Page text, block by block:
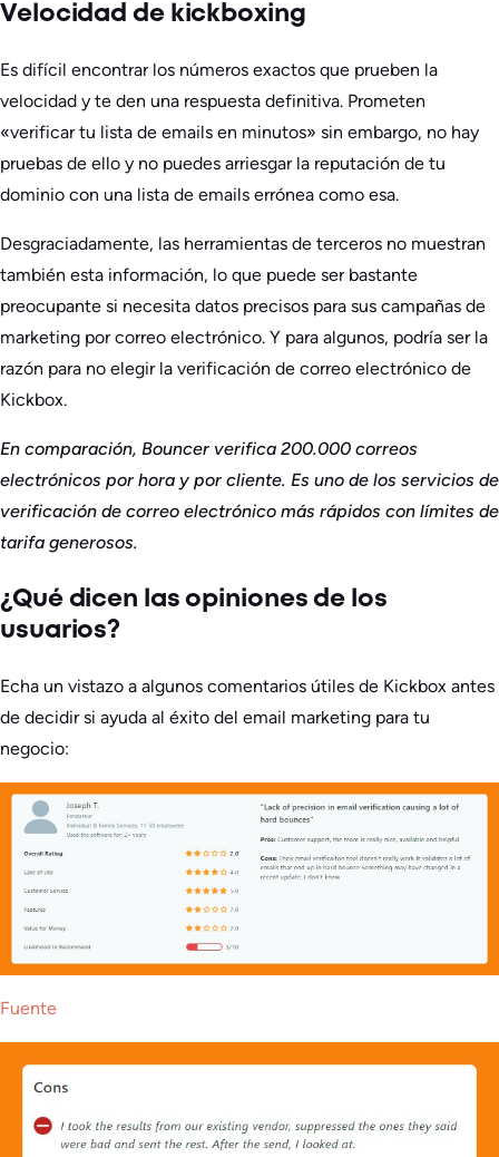
Velocidad de kickboxing
Es difícil encontrar los números exactos que prueben la
velocidad y te den una respuesta definitiva. Prometen
«verificar tu lista de emails en minutos» sin embargo, no hay
pruebas de ello y no puedes arriesgar la reputación de tu
dominio con una lista de emails errónea como esa.
Desgraciadamente, las herramientas de terceros no muestran
también esta información, lo que puede ser bastante
preocupante si necesita datos precisos para sus campañas de
marketing por correo electrónico. Y para algunos, podría ser la
razón para no elegir la verificación de correo electrónico de
Kickbox.
En comparación, Bouncer verifica 200.000 correos
electrónicos por hora y por cliente. Es uno de los servicios de
verificación de correo electrónico más rápidos con límites de
tarifa generosos.
¿Qué dicen las opiniones de los
usuarios?
Echa un vistazo a algunos comentarios útiles de Kickbox antes
de decidir si ayuda al éxito del email marketing para tu
negocio:
Fuente